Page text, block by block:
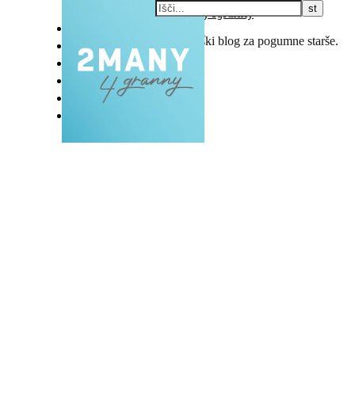
BLOG
VLOG
NAŠE RAZVADE
KONTAKT
Popotniški blog za pogumne starše.